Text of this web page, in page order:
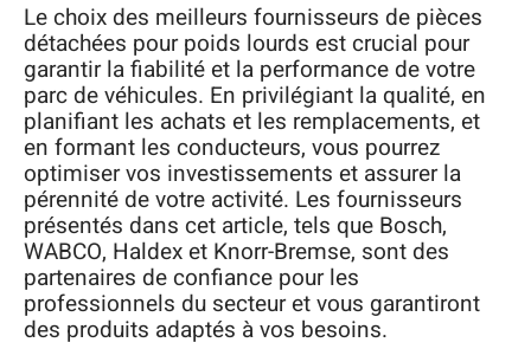
Le choix des meilleurs fournisseurs de pièces
détachées pour poids lourds est crucial pour
garantir la fiabilité et la performance de votre
parc de véhicules. En privilégiant la qualité, en
planifiant les achats et les remplacements, et
en formant les conducteurs, vous pourrez
optimiser vos investissements et assurer la
pérennité de votre activité. Les fournisseurs
présentés dans cet article, tels que Bosch,
WABCO, Haldex et Knorr-Bremse, sont des
partenaires de confiance pour les
professionnels du secteur et vous garantiront
des produits adaptés à vos besoins.